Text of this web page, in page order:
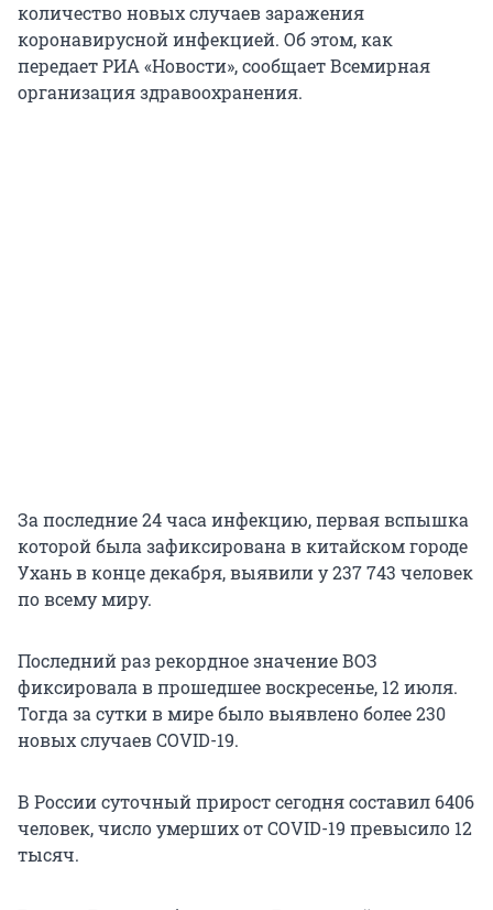
количество новых случаев заражения
коронавирусной инфекцией. Об этом, как
передает РИА «Новости», сообщает Всемирная
организация здравоохранения.
За последние 24 часа инфекцию, первая вспышка
которой была зафиксирована в китайском городе
Ухань в конце декабря, выявили у 237 743 человек
по всему миру.
Последний раз рекордное значение ВОЗ
фиксировала в прошедшее воскресенье, 12 июля.
Тогда за сутки в мире было выявлено более 230
новых случаев COVID-19.
В России суточный прирост сегодня составил 6406
человек, число умерших от COVID-19 превысило 12
тысяч.